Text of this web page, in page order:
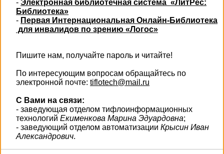
- Электронная библиотечная система «ЛитРес:
Библиотека»
- Первая Интернациональная Онлайн-Библиотека
для инвалидов по зрению «Логос»
Пишите нам, получайте пароль и читайте!
По интересующим вопросам обращайтесь по
электронной почте: tiflotech@mail.ru
С Вами на связи:
- заведующая отделом тифлоинформационных
технологий Екименкова Марина Эдуардовна;
- заведующий отделом автоматизации Крысин Иван
Александрович.